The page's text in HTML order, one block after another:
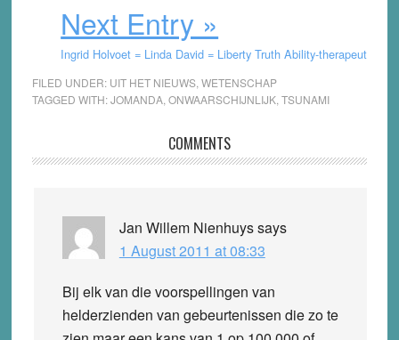
Next Entry »
Ingrid Holvoet = Linda David = Liberty Truth Ability-therapeut
FILED UNDER: UIT HET NIEUWS, WETENSCHAP
TAGGED WITH:JOMANDA, ONWAARSCHIJNLIJK, TSUNAMI
Interactions
COMMENTS
Jan Willem Nienhuyssays
1 August 2011 at 08:33
Bij elk van die voorspellingen van
helderzienden van gebeurtenissen die zo te